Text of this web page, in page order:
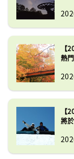
【
熱
【
將